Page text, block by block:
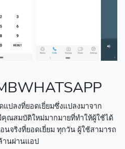
ปลงที่ยอดเยี่ยมซึ่งแปลงมาจาก
คุณสมบัติใหม่มากมายที่ทำให้ผู้ใช้ได้
จริงที่ยอดเยี่ยม ทุกวัน ผู้ใช้สามารถ
านผ่านแอป